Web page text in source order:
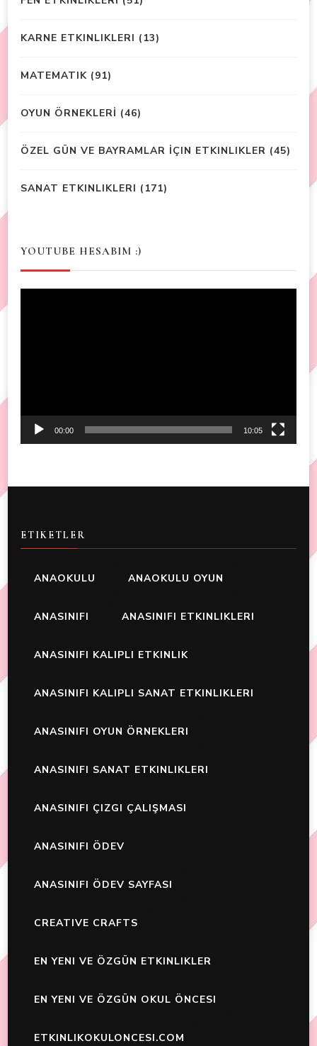
KARNE ETKINLIKLERI (13)
MATEMATIK (91)
OYUN ÖRNEKLERİ (46)
ÖZEL GÜN VE BAYRAMLAR İÇIN ETKINLIKLER (45)
SANAT ETKINLIKLERI (171)
YOUTUBE HESABIM :)
00:00 10:05
ETIKETLER
ANAOKULU ANAOKULU OYUN
ANASINIFI ANASINIFI ETKINLIKLERI
ANASINIFI KALIPLI ETKINLIK
ANASINIFI KALIPLI SANAT ETKINLIKLERI
ANASINIFI OYUN ÖRNEKLERI
ANASINIFI SANAT ETKINLIKLERI
ANASINIFI ÇIZGI ÇALIŞMASI
ANASINIFI ÖDEV
ANASINIFI ÖDEV SAYFASI
CREATIVE CRAFTS
EN YENI VE ÖZGÜN ETKINLIKLER
EN YENI VE ÖZGÜN OKUL ÖNCESI
ETKINLIKOKULONCESI.COM